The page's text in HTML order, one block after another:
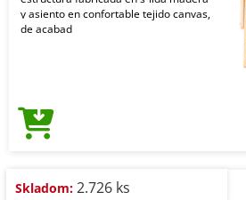
y asiento en confortable tejido canvas,
de acabad
Skladom: 2.726 ks